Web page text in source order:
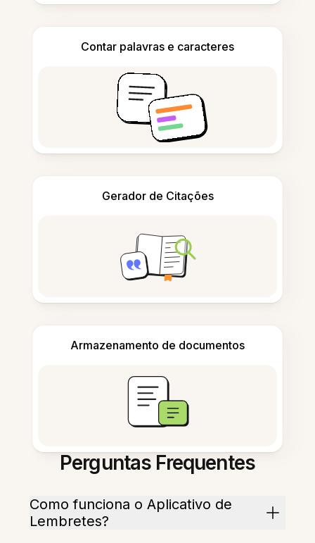
Contar palavras e caracteres
Gerador de Citações
Armazenamento de documentos
Perguntas Frequentes
Como funciona o Aplicativo de
Lembretes?